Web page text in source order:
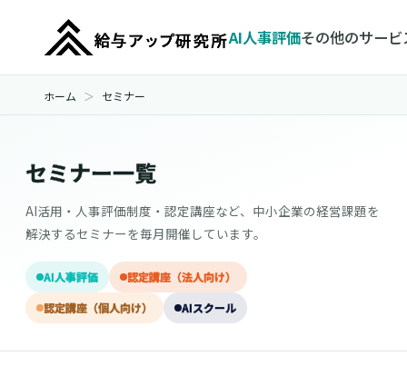
AI人事評価その他のサービ
ホーム セミナー
セミナー一覧
AI活用・人事評価制度・認定講座など、中小企業の経営課題を
解決するセミナーを毎月開催しています。
AI人事評価
認定講座（法人向け）
認定講座（個人向け）
AIスクール